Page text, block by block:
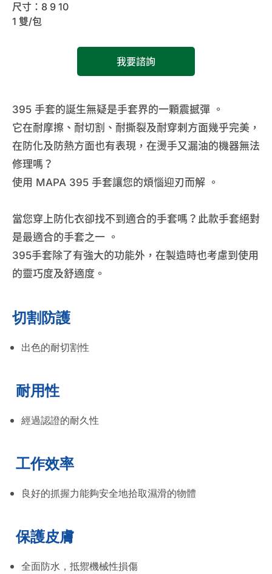
尺寸：8 9 10
1 雙/包
我要諮詢
395 手套的誕生無疑是手套界的一顆震撼彈 。
它在耐摩擦、耐切割、耐撕裂及耐穿刺方面幾乎完美，
在防化及防熱方面也有表現，在燙手又漏油的機器無法
修理嗎？
使用 MAPA 395 手套讓您的煩惱迎刃而解 。
當您穿上防化衣卻找不到適合的手套嗎？此款手套絕對
是最適合的手套之一 。
395手套除了有強大的功能外，在製造時也考慮到使用
的靈巧度及舒適度。
切割防護
出色的耐切割性
耐用性
經過認證的耐久性
工作效率
良好的抓握力能夠安全地拾取濕滑的物體
保護皮膚
全面防水，抵禦機械性損傷